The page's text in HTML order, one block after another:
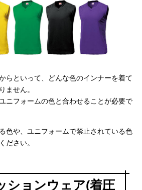
らといって、どんな色のインナーを着て
ません。
ニフォームの色と合わせることが必要で
色や、ユニフォームで禁止されている色
ださい。
ションウェア(着圧